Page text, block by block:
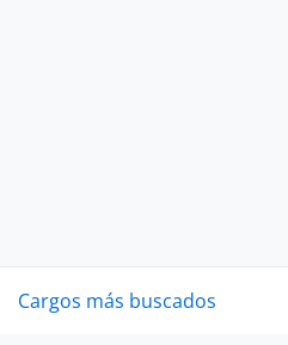
Cargos más buscados